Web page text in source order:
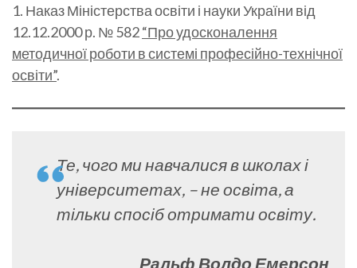
1. Наказ Міністерства освіти і науки України від
12.12.2000 р. № 582“Про удосконалення
методичної роботи в системі професійно-технічної
освіти”.
Те, чого ми навчалися в школах і
університетах, – не освіта, а
тільки спосіб отримати освіту.
Ральф Волдо Емерсон